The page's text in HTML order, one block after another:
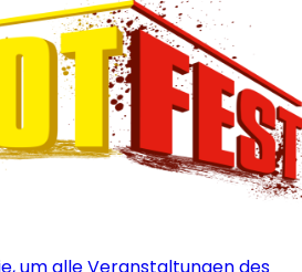
um alle Veranstaltungen des